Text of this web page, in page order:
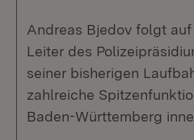
Andreas Bjedov folgt
Leiter des
seiner bisherigen
zahlreiche
Baden-Württemberg inne.